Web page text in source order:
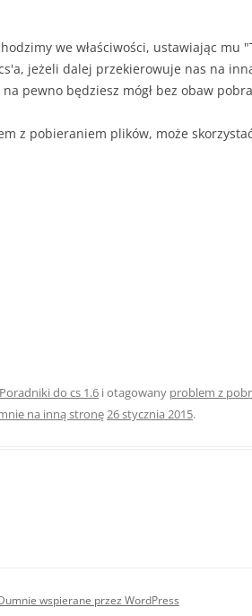
we właściwości, ustawiając mu
jeżeli dalej przekierowuje nas na
pewno będziesz mógł bez obaw
z pobieraniem plików, może
Poradniki do cs 1.6 i otagowany problem z
na inną stronę26 stycznia 2015.
wspierane przez WordPress